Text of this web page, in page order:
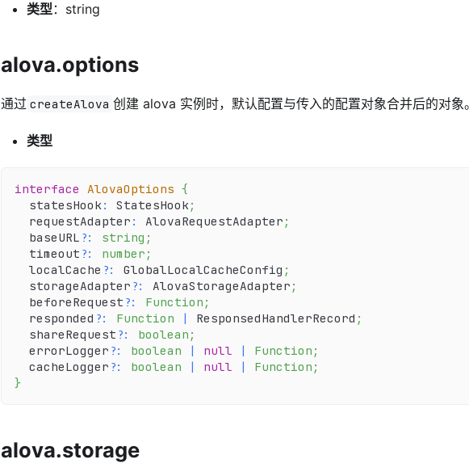
类型：string
alova.options
通过 createAlova 创建 alova 实例时，默认配置与传入的配置对象合并后的对象
类型
interface AlovaOptions {
  statesHook
: StatesHook;
  requestAdapter
: AlovaRequestAdapter ;
  baseURL
?: string ;
  timeout
?: number ;
  localCache
?: GlobalLocalCacheConfig ;
  storageAdapter
?: AlovaStorageAdapter ;
  beforeRequest
?: Function ;
  responded
?: Function | ResponsedHandlerRecord ;
  shareRequest
?: boolean ;
  errorLogger
?: boolean | null | Function ;
  cacheLogger
?: boolean | null | Function ;
}
alova.storage